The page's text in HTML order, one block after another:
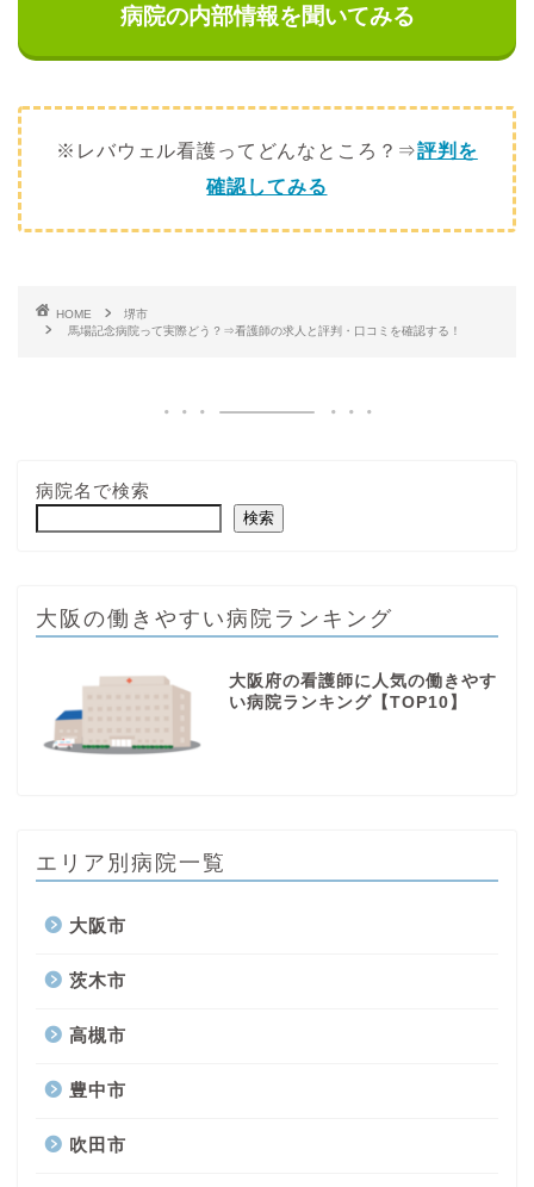
病院の内部情報を聞いてみる
※レバウェル看護ってどんなところ？⇒評判を
確認してみる
HOME
堺市
馬場記念病院って実際どう？⇒看護師の求人と評判・口コミを確認する！
病院名で検索
検索
大阪の働きやすい病院ランキング
大阪府の看護師に人気の働きやす
い病院ランキング【TOP10】
エリア別病院一覧
大阪市
茨木市
高槻市
豊中市
吹田市